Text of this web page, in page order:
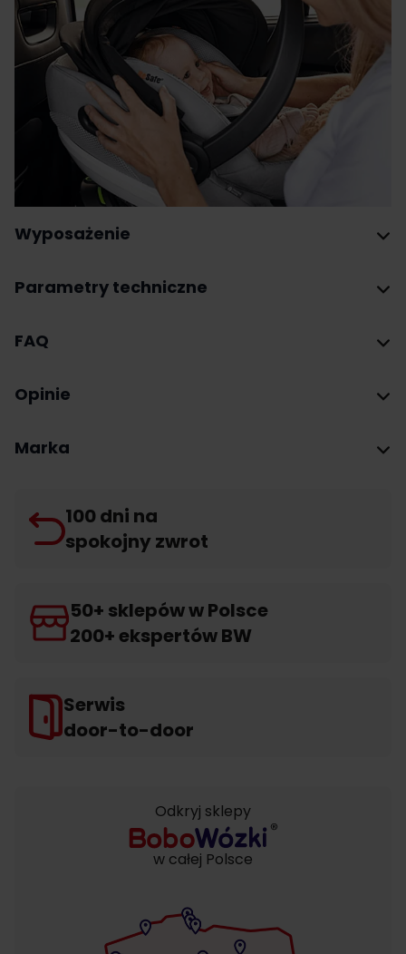
Wyposażenie
Parametry techniczne
FAQ
Opinie
Marka
100 dni na
spokojny zwrot
50+ sklepów w Polsce
200+ ekspertów BW
Serwis
door-to-door
Odkryj sklepy
w całej Polsce